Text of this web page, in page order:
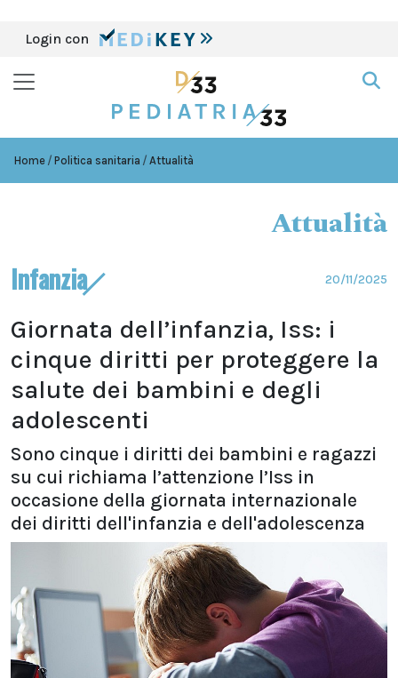
Login con
Home Politica sanitaria Attualità
Attualità
Infanzia 20/11/2025
Giornata dell’infanzia, Iss: i
cinque diritti per proteggere la
salute dei bambini e degli
adolescenti
Sono cinque i diritti dei bambini e ragazzi
su cui richiama l’attenzione l’Iss in
occasione della giornata internazionale
dei diritti dell'infanzia e dell'adolescenza